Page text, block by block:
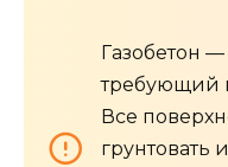
Газобетон
требующий
Все
грунтовать